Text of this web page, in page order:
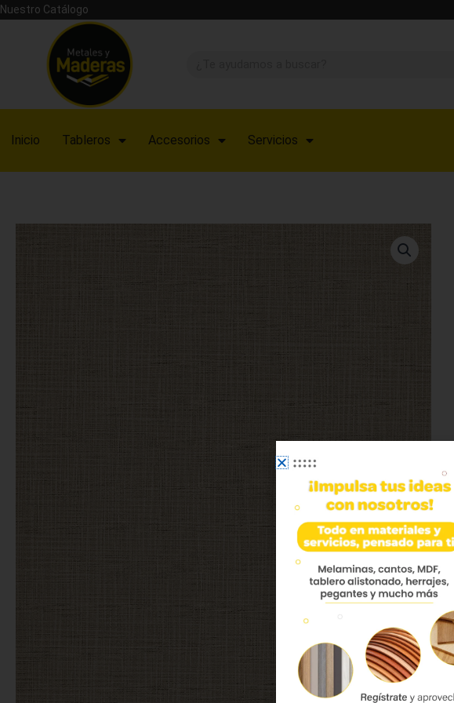
Nuestro Catálogo
Inicio Tableros Accesorios Servicios